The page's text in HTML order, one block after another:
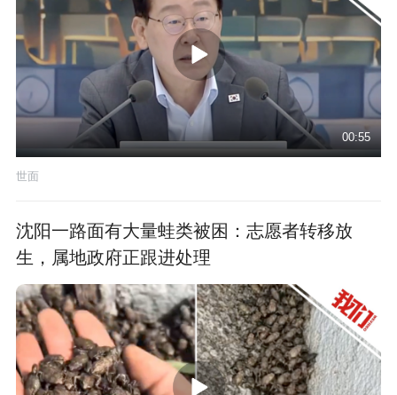
00:55
世面
沈阳一路面有大量蛙类被困：志愿者转移放
生，属地政府正跟进处理